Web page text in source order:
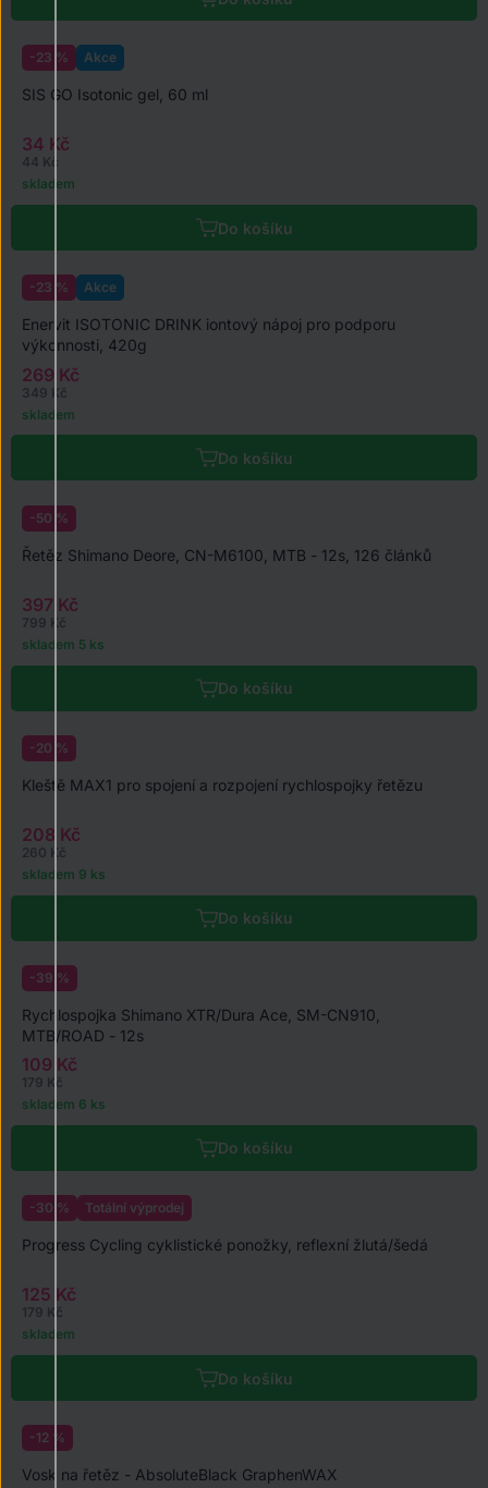
-23 % Akce
Do košíku
SIS GO Isotonic gel, 60 ml
34 Kč
44 Kč
skladem
-23 % Akce
Do košíku
Enervit ISOTONIC DRINK iontový nápoj pro podporu
výkonnosti, 420g
269 Kč
349 Kč
skladem
-50 %
Do košíku
Řetěz Shimano Deore, CN-M6100, MTB - 12s, 126 článků
397 Kč
799 Kč
skladem 5 ks
-20 %
Do košíku
Kleště MAX1 pro spojení a rozpojení rychlospojky řetězu
208 Kč
260 Kč
skladem 9 ks
-39 %
Do košíku
Rychlospojka Shimano XTR/Dura Ace, SM-CN910,
MTB/ROAD - 12s
109 Kč
179 Kč
skladem 6 ks
-30 %
Do košíku
Progress Cycling cyklistické ponožky, reflexní žlutá/šedá
125 Kč
179 Kč
skladem
-12 %
Vosk na řetěz - AbsoluteBlack GraphenWAX